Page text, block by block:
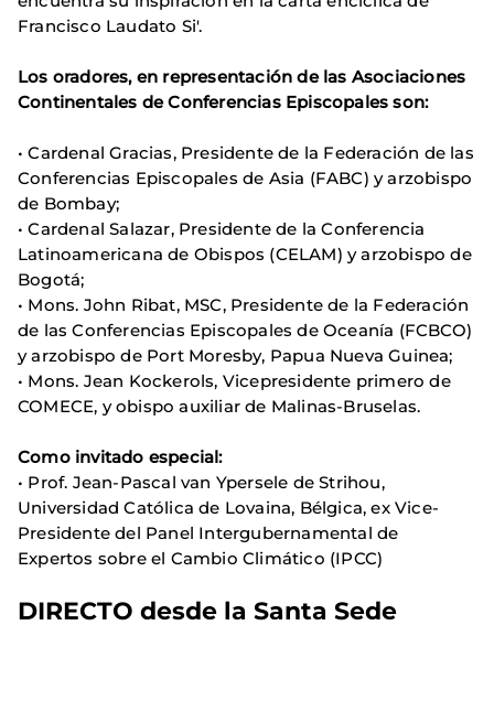
Francisco Laudato Si'.
Los oradores, en representación de las Asociaciones
Continentales de Conferencias Episcopales son:
•Cardenal Gracias, Presidente de la Federación de las
Conferencias Episcopales de Asia (FABC) y arzobispo
de Bombay;
•Cardenal Salazar, Presidente de la Conferencia
Latinoamericana de Obispos (CELAM) y arzobispo de
Bogotá;
• Mons. John Ribat, MSC, Presidente de la Federación
de las Conferencias Episcopales de Oceanía (FCBCO)
y arzobispo de Port Moresby, Papua Nueva Guinea;
• Mons. Jean Kockerols, Vicepresidente primero de
COMECE, y obispo auxiliar de Malinas-Bruselas.
Como invitado especial:
• Prof. Jean-Pascal van Ypersele de Strihou,
Universidad Católica de Lovaina, Bélgica, ex Vice-
Presidente del Panel Intergubernamental de
Expertos sobre el Cambio Climático (IPCC)
DIRECTO desde la Santa Sede